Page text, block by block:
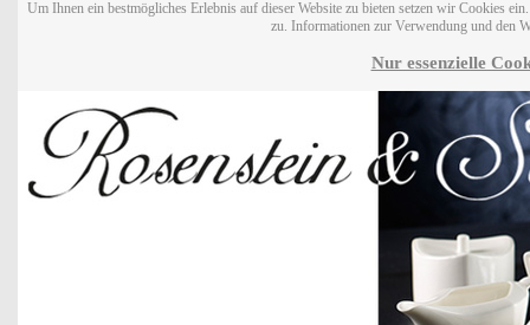
Um Ihnen ein bestmögliches Erlebnis auf dieser Website zu bieten setzen wir Cookies
zu. Informationen zur Verwendung und den
Nur essenzielle